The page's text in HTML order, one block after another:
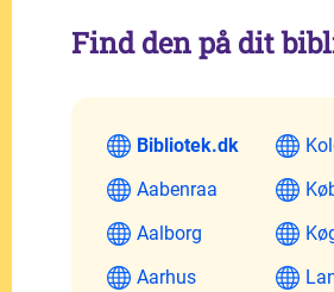
Find den på dit
Bibliotek.dk
Aabenraa
Aalborg
Aarhus